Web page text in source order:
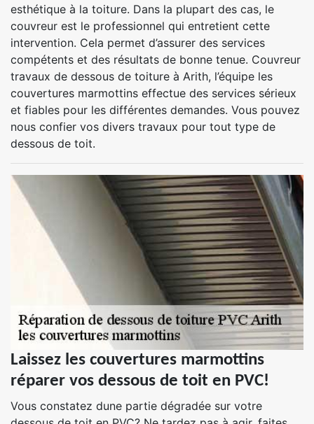
esthétique à la toiture. Dans la plupart des cas, le
couvreur est le professionnel qui entretient cette
intervention. Cela permet d’assurer des services
compétents et des résultats de bonne tenue. Couvreur
travaux de dessous de toiture à Arith, l’équipe les
couvertures marmottins effectue des services sérieux
et fiables pour les différentes demandes. Vous pouvez
nous confier vos divers travaux pour tout type de
dessous de toit.
Laissez les couvertures marmottins
réparer vos dessous de toit en PVC!
Vous constatez dune partie dégradée sur votre